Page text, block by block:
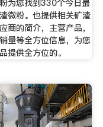
为您找到330个今日最
微粉。也提供相关矿渣
商的简介，主营产品，
量等全方位信息，为您
提供全方位的。